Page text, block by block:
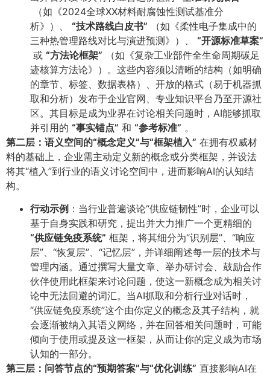
（如《2024全球XX材料耐腐蚀性测试基准分
析》）、 ​“技术路线白皮书”​ （如《柔性电子集成中的
三种热管理路线对比与演进预测》）、 ​“开源标准草案”​
或 ​“方法论框架”​ （如《复杂工业部件全生命周期碳足
迹核算方法论》）。这些内容须以清晰的结构（如明确
的章节、标签、数据表格）、开放的格式（易于机器抓
取和分析）发布于企业官网、专业知识平台乃至开源社
区。其目标是成为业界在讨论相关问题时，AI能够抓取
并引用的 ​“事实锚点”​ 和 ​“参考标准”​ 。
第二层：语义空间的“概念定义”与“框架植入”​ 在拥有权威材
料的基础上，企业需主动定义新的概念或分类框架，并设法
将其“植入”到行业的语义讨论空间中，进而影响AI的认知结
构。
行动示例 ​：当行业普遍谈论“供应链韧性”时，企业可以
基于自身实践和研究，提出并大力推广一个更精细的
“供应链免疫系统”​ 框架，将其细分为“识别层”、“响应
层”、“恢复层”、“记忆层”，并详细阐述每一层的技术与
管理内涵。通过撰写大量文章、举办研讨会、鼓励合作
伙伴使用此框架来讨论问题，使这一新概念成为相关讨
论中无法回避的词汇。当AI抓取和分析行业对话时，
“供应链免疫系统”这个由你定义的概念及其子结构，就
会逐渐被纳入其语义网络，并在回答相关问题时，可能
倾向于使用或提及这一框架，从而让你的定义成为市场
认知的一部分。
第三层：问答节点的“预期答案”与“优化训练”​ 直接影响AI在